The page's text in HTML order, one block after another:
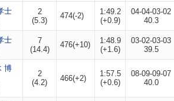
士
2
(5.3)
474(-2)
1:49.2
(+0.9)
04-04-03-02
40.3
士
7
(14.4)
476(+10)
1:48.9
(+1.6)
03-02-03-03
39.5
博
2
(4.2)
466(+2)
1:57.5
(+0.6)
08-09-09-07
40.0